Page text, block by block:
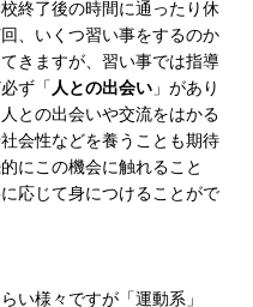
終了後の時間に通ったり休
、いくつ習い事をするのか
きますが、習い事では指導
ず「 人との出会い 」があり
との出会いや交流をはかる
会性などを養うことも期待
にこの機会に触れること
応じて身につけることがで
い様々ですが「運動系」